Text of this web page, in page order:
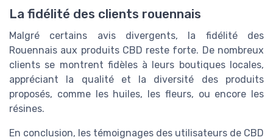
La fidélité des clients rouennais
Malgré certains avis divergents, la fidélité des
Rouennais aux produits CBD reste forte. De nombreux
clients se montrent fidèles à leurs boutiques locales,
appréciant la qualité et la diversité des produits
proposés, comme les huiles, les fleurs, ou encore les
résines.
En conclusion, les témoignages des utilisateurs de CBD